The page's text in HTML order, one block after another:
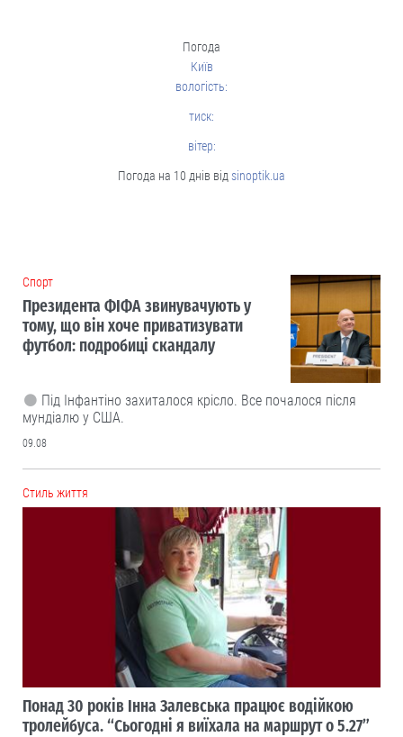
Погода
Київ
вологість:
тиск:
вітер:
Погода на 10 днів від sinoptik.ua
Cпорт
Президента ФІФА звинувачують у
тому, що він хоче приватизувати
футбол: подробиці скандалу
Під Інфантіно захиталося крісло. Все почалося після
мундіалю у США.
09.08
Cтиль життя
Понад 30 років Інна Залевська працює водійкою
тролейбуса. “Сьогодні я виїхала на маршрут о 5.27”